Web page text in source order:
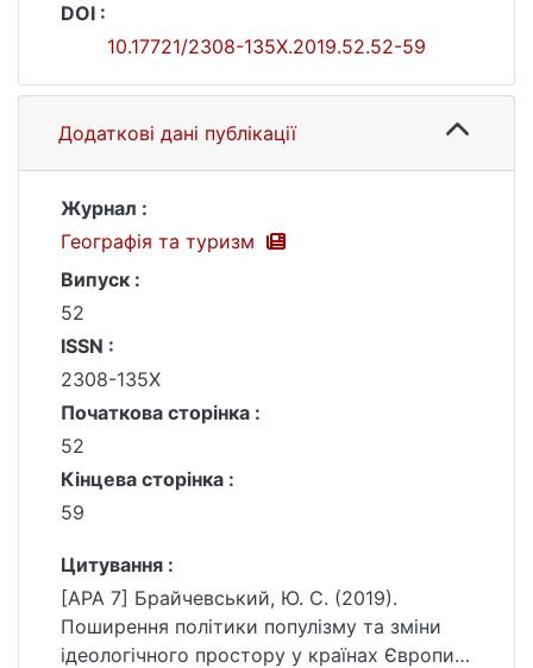
DOI :
10.17721/2308-135X.2019.52.52-59
Додаткові дані публікації
Журнал :
Географія та туризм
Випуск :
52
ISSN :
2308-135X
Початкова сторінка :
52
Кінцева сторінка :
59
Цитування :
[APA 7] Брайчевський, Ю. С. (2019).
Поширення політики популізму та зміни
ідеологічного простору у країнах Європи.